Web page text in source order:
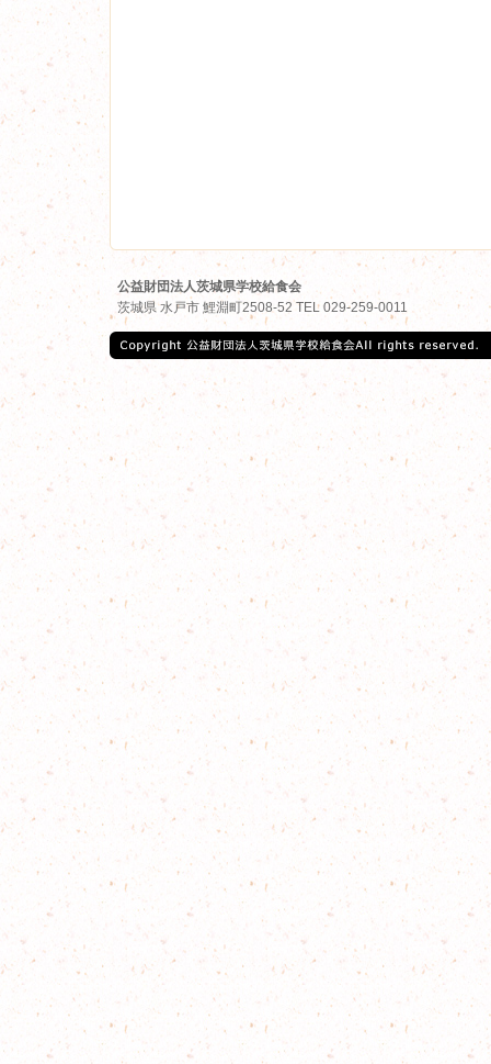
公益財団法人茨城県学校給食会
茨城県 水戸市 鯉淵町2508-52 TEL 029-259-0011